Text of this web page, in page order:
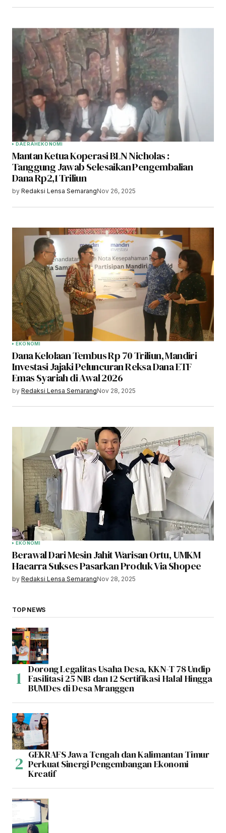
DAERAH EKONOMI
Mantan Ketua Koperasi BLN Nicholas :
Tanggung Jawab Selesaikan Pengembalian
Dana Rp2,1 Triliun
by Redaksi Lensa SemarangNov 26, 2025
EKONOMI
Dana Kelolaan Tembus Rp 70 Triliun, Mandiri
Investasi Jajaki Peluncuran Reksa Dana ETF
Emas Syariah di Awal 2026
by Redaksi Lensa SemarangNov 28, 2025
EKONOMI
Berawal Dari Mesin Jahit Warisan Ortu, UMKM
Haearra Sukses Pasarkan Produk Via Shopee
by Redaksi Lensa SemarangNov 28, 2025
TOP NEWS
Dorong Legalitas Usaha Desa, KKN-T 78 Undip
Fasilitasi 25 NIB dan 12 Sertifikasi Halal Hingga
BUMDes di Desa Mranggen
GEKRAFS Jawa Tengah dan Kalimantan Timur
Perkuat Sinergi Pengembangan Ekonomi
Kreatif